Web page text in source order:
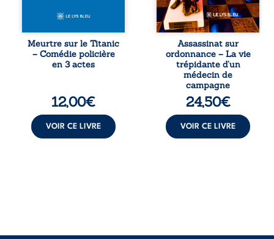
tard, la
l’épave fait
resurgir un secret
que l’on croyait
perdu. Dans un
oubliés ...
Meurtre sur le Titanic
– Comédie policière
en 3 actes
12,00€
VOIR CE LIVRE
et ordinal. Depuis
septembre 2013, il
raconte le long
combat qui l’a
conduit à être
écarté du corps
médical, malgré
une décision de
première instance
Assassinat sur
ordonnance – La vie
trépidante d’un
médecin de
campagne
24,50€
VOIR CE LIVRE